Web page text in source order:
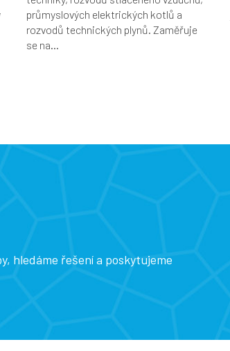
průmyslových elektrických kotlů a
rozvodů technických plynů. Zaměřuje
se na...
hledáme řešení a poskytujeme